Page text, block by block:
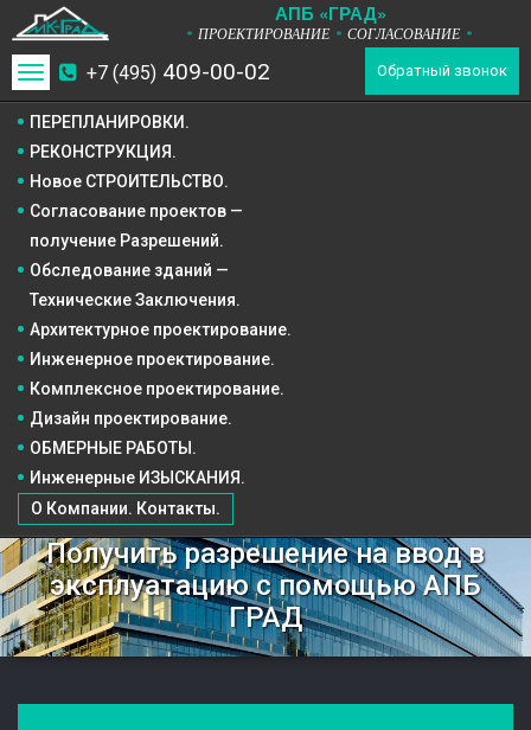
АПБ «ГРАД»
* ПРОЕКТИРОВАНИЕ * СОГЛАСОВАНИЕ *
+7 (495) 409-00-02 Обратный звонок
Toggle
navigation
ПЕРЕПЛАНИРОВКИ.
РЕКОНСТРУКЦИЯ.
Новое СТРОИТЕЛЬСТВО.
ОБМЕРНЫЕ РАБОТЫ.
Инженерные ИЗЫСКАНИЯ.
О Компании. Контакты.
Согласование проектов —
получение Разрешений.
Обследование зданий —
Технические Заключения.
Архитектурное проектирование.
Инженерное проектирование.
Комплексное проектирование.
Дизайн проектирование.
Получить разрешение на ввод в
эксплуатацию с помощью АПБ
ГРАД